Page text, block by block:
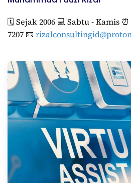
🗓️ Sejak 2006 💻 Sabtu - Kamis ⏰
7207 📧